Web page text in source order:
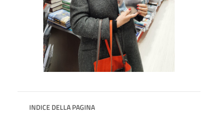
INDICE DELLA PAGINA